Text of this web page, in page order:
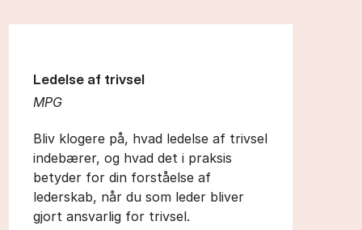
MPG
Ledelse af trivsel
Bliv klogere på, hvad ledelse af trivsel
indebærer, og hvad det i praksis
betyder for din forståelse af
lederskab, når du som leder bliver
gjort ansvarlig for trivsel.